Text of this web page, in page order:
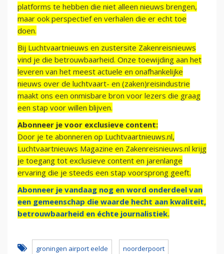
platforms te hebben die niet alleen nieuws brengen,
maar ook perspectief en verhalen die er echt toe
doen.
Bij Luchtvaartnieuws en zustersite Zakenreisnieuws
vind je die betrouwbaarheid. Onze toewijding aan het
leveren van het meest actuele en onafhankelijke
nieuws over de luchtvaart- en (zaken)reisindustrie
maakt ons een onmisbare bron voor lezers die graag
een stap voor willen blijven.
Abonneer je voor exclusieve content:
Door je te abonneren op Luchtvaartnieuws.nl,
Luchtvaartnieuws Magazine en Zakenreisnieuws.nl krijg
je toegang tot exclusieve content en jarenlange
ervaring die je steeds een stap voorsprong geeft.
Abonneer je vandaag nog en word onderdeel van
een gemeenschap die waarde hecht aan kwaliteit,
betrouwbaarheid en échte journalistiek.
groningen airport eelde noorderpoort